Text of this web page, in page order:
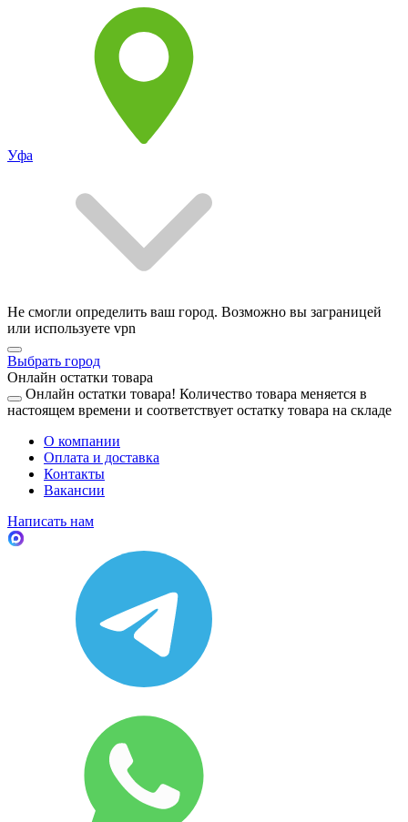
Уфа
Не смогли определить ваш город. Возможно вы заграницей
или используете vpn
Выбрать город
Онлайн остатки товара
Онлайн остатки товара! Количество товара меняется в
настоящем времени и соответствует остатку товара на складе
О компании
Оплата и доставка
Контакты
Вакансии
Написать нам